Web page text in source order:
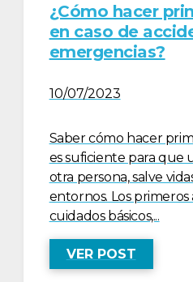
¿Cómo hacer
en caso de
emergencias?
10/07/2023
Saber cómo hacer
es suficiente para que
otra persona, salve
entornos. Los primeros
cuidados básicos,...
VER POST